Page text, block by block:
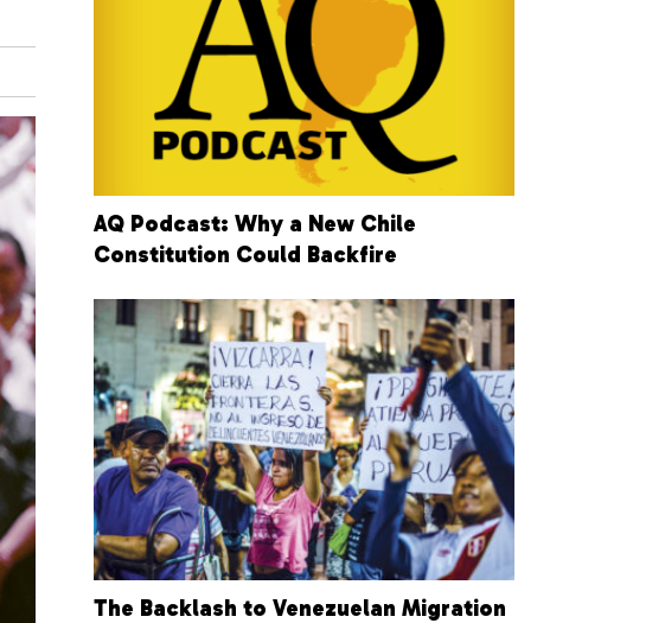
AQ Podcast: Why a New Chile
Constitution Could Backfire
The Backlash to Venezuelan Migration